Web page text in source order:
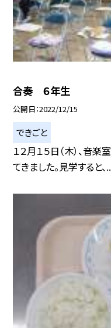
合奏 ６年生
公開日 2022/12/15
できごと
１２月１５日（木）、音
てきました。見学すると、